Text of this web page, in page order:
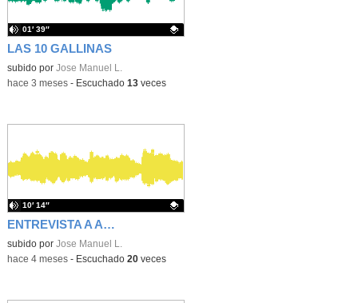
LAS 10 GALLINAS
Contenido educativo.
subido por Jose Manuel L.
01′ 39″
-hace 3 meses- Escuchado 13veces
ENTREVISTA A ALUMNOS DE 4 ESO + EMPRESA
Contenido educativo.
subido por Jose Manuel L.
10′ 14″
-hace 4 meses- Escuchado 20veces